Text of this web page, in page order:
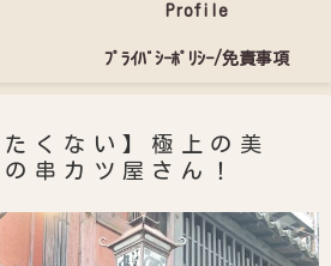
Profile
ﾌﾟﾗｲﾊﾞｼｰﾎﾟﾘｼｰ/免責事項
たくない】極上の美
串カツ屋さん！